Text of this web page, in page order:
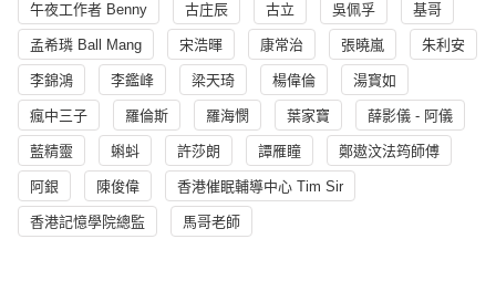
午夜工作者 Benny 古庄辰 古立 吳佩孚 基哥
孟希璘 Ball Mang 宋浩暉 康常治 張曉嵐 朱利安
李錦鴻 李鑑峰 梁天琦 楊偉倫 湯寳如
瘋中三子 羅倫斯 羅海憫 葉家寶 薛影儀 - 阿儀
藍精靈 蝌蚪 許莎朗 譚雁瞳 鄭遨汶法筠師傅
阿銀 陳俊偉 香港催眠輔導中心 Tim Sir
香港記憶學院總監 馬哥老師